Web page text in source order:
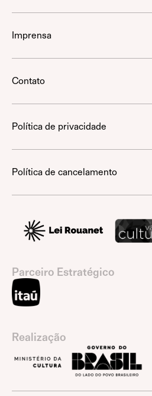
Imprensa
Contato
Política de privacidade
Política de cancelamento
Parceiro Estratégico
Realização